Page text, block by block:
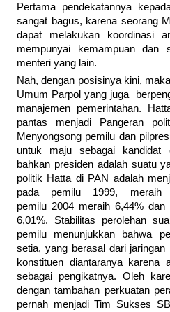
Pertama pendekatannya
sangat bagus, karena seorang
dapat melakukan koordinasi
mempunyai kemampuan dan
menteri yang lain.
Nah, dengan posisinya kini,
Umum Parpol yang juga
manajemen pemerintahan.
pantas menjadi Pangeran
Menyongsong pemilu dan
untuk maju sebagai kandidat
bahkan presiden adalah suatu
politik Hatta di PAN adalah
pada pemilu 1999, meraih
pemilu 2004 meraih 6,44%
6,01%. Stabilitas perolehan
pemilu menunjukkan bahwa
setia, yang berasal dari
konstituen diantaranya karena
sebagai pengikatnya. Oleh
dengan tambahan perkuatan
pernah menjadi Tim Sukses